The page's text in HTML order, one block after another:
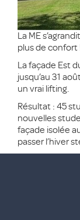
La ME
plus de confort
La façade Est
jusqu’au 31
un vrai lifting.
Résultat : 45
nouvelles
façade isolée
passer l’hiver